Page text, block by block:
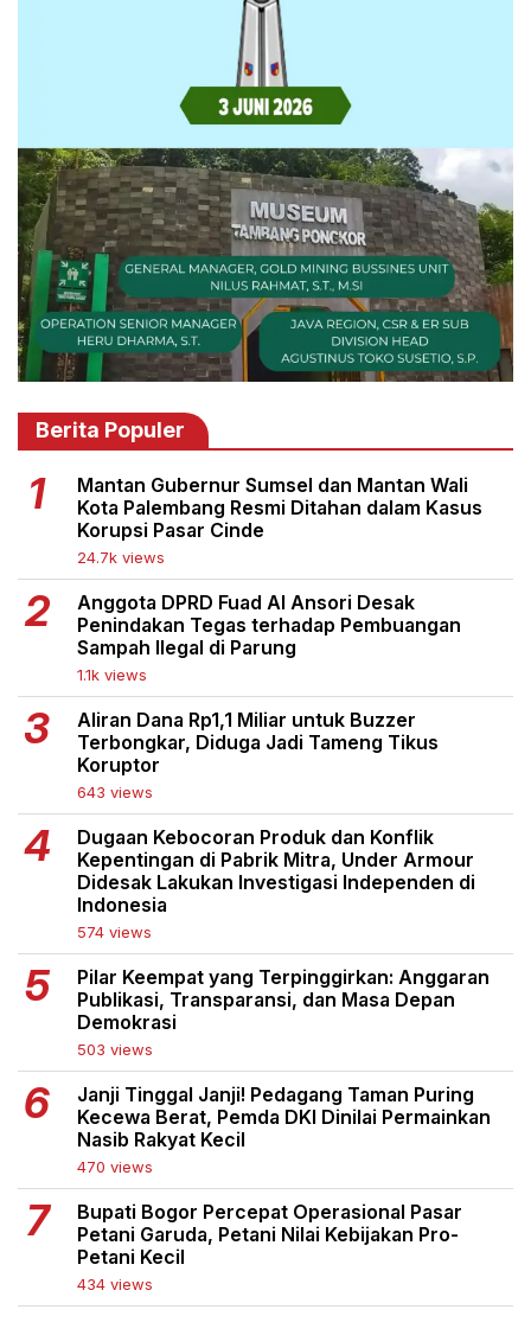
Berita Populer
Mantan Gubernur Sumsel dan Mantan Wali
Kota Palembang Resmi Ditahan dalam Kasus
Korupsi Pasar Cinde
24.7k views
Anggota DPRD Fuad Al Ansori Desak
Penindakan Tegas terhadap Pembuangan
Sampah Ilegal di Parung
1.1k views
Aliran Dana Rp1,1 Miliar untuk Buzzer
Terbongkar, Diduga Jadi Tameng Tikus
Koruptor
643 views
Dugaan Kebocoran Produk dan Konflik
Kepentingan di Pabrik Mitra, Under Armour
Didesak Lakukan Investigasi Independen di
Indonesia
574 views
Pilar Keempat yang Terpinggirkan: Anggaran
Publikasi, Transparansi, dan Masa Depan
Demokrasi
503 views
Janji Tinggal Janji! Pedagang Taman Puring
Kecewa Berat, Pemda DKI Dinilai Permainkan
Nasib Rakyat Kecil
470 views
Bupati Bogor Percepat Operasional Pasar
Petani Garuda, Petani Nilai Kebijakan Pro-
Petani Kecil
434 views